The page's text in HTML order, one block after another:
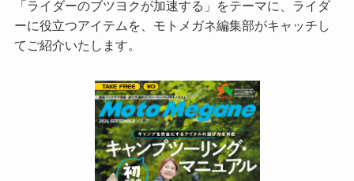
「ライダーのブツヨクが加速する」をテーマに、ライダ
ーに役立つアイテムを、モトメガネ編集部がキャッチし
てご紹介いたします。